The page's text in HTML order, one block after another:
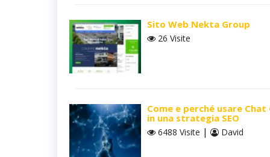
Sito Web Nekta Group
26 Visite
Come e perché usare Chat
in una strategia SEO
6488 Visite | David